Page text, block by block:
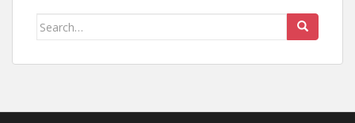
Search